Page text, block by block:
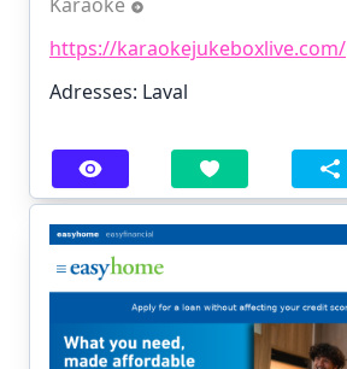
https://karaokejukeboxlive.com/
Adresses: Laval